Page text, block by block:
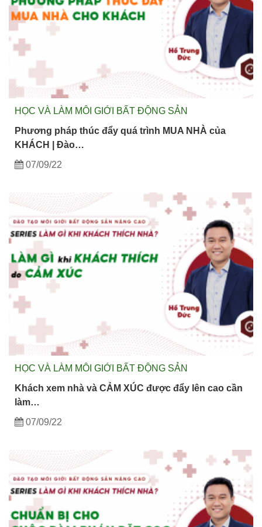
HỌC VÀ LÀM MÔI GIỚI BẤT ĐỘNG SẢN
Phương pháp thúc đẩy quá trình MUA NHÀ của
KHÁCH | Đào…
07/09/22
HỌC VÀ LÀM MÔI GIỚI BẤT ĐỘNG SẢN
Khách xem nhà và CẢM XÚC được đẩy lên cao cần
làm…
07/09/22